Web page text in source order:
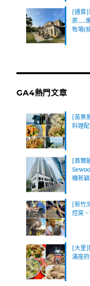
[通霄]
蔗…..
牧場(
GA4熱門文章
[苗栗
料理
[首爾
機新
[新竹
焢窯
[大里]
滿座